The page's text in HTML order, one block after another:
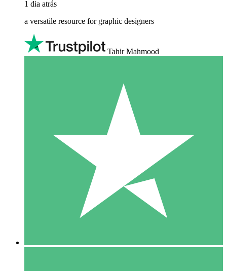
1 dia atrás
a versatile resource for graphic designers
Tahir Mahmood